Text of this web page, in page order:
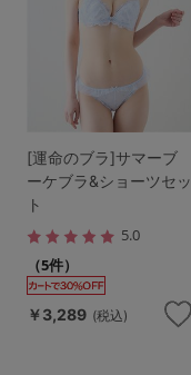
[運命のブラ]サマーブ
ーケブラ&ショーツセッ
ト
5.0
（5件）
￥3,289 (税込)